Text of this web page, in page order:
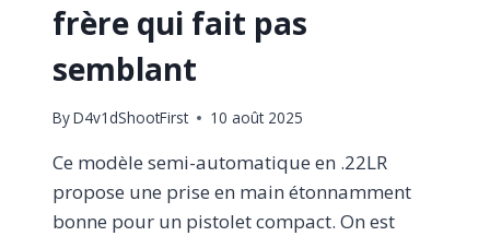
frère qui fait pas
semblant
ByD4v1dShootFirst 10 août 2025
Ce modèle semi-automatique en .22LR
propose une prise en main étonnamment
bonne pour un pistolet compact. On est